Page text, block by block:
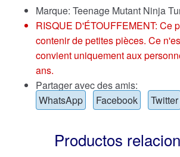
Marque: Teenage Mutant Ninja
RISQUE D'ÉTOUFFEMENT: Ce
contenir de petites pièces. Ce
convient uniquement aux
ans.
Partager avec des amis:
WhatsApp
Facebook Twitter
Productos